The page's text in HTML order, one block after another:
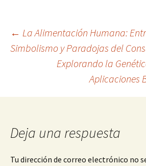
Navegación
entradas
← La Alimentación Humana:
Simbolismo y Paradojas del
Explorando la
Aplicaciones
Deja una respuesta
Tu dirección de correo electrónico no